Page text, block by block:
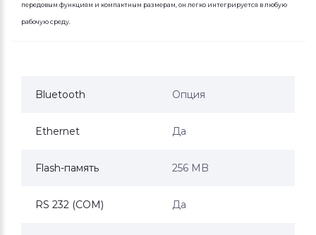
передовым функциям и компактным размерам, он легко интегрируется в любую
рабочую среду.
Bluetooth Опция
Ethernet Да
Flash-память 256 МB
RS 232 (COM) Да